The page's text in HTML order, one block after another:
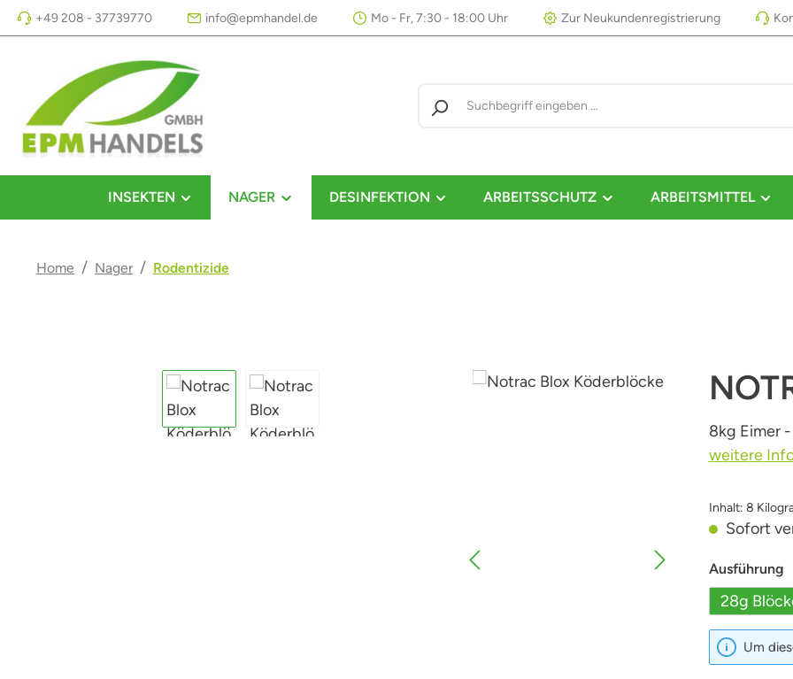
Hauptinhalt springen
Zur Suche springen
Zur Hauptnavigation springen
+49 208 - 37739770 info@epmhandel.de Mo - Fr, 7:30 - 18:00 Uhr Zur Neukundenregistrierung
INSEKTEN NAGER DESINFEKTION ARBEITSSCHUTZ ARBEITSMITTEL
Home / Nager / Rodentizide
Bildergalerie überspringen
8kg Eimer
weitere
Inhalt: 8
Sofort
Ausführung
28g
Um